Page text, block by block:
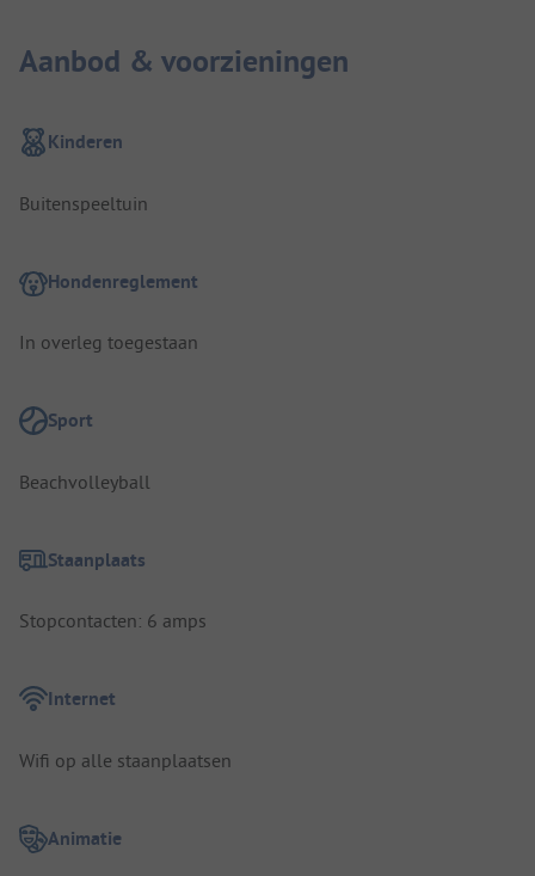
Aanbod & voorzieningen
Kinderen
Buitenspeeltuin
Hondenreglement
In overleg toegestaan
Sport
Beachvolleyball
Staanplaats
Stopcontacten: 6 amps
Internet
Wifi op alle staanplaatsen
Animatie